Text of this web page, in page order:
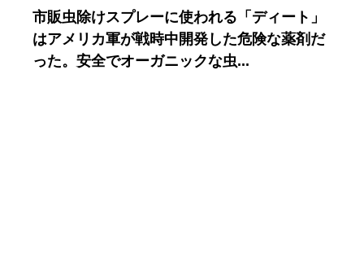
市販虫除けスプレーに使われる「ディート」
はアメリカ軍が戦時中開発した危険な薬剤だ
った。安全でオーガニックな虫...